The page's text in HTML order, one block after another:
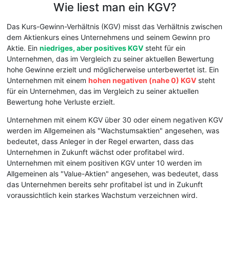
Wie liest man ein KGV?
Das Kurs-Gewinn-Verhältnis (KGV) misst das Verhältnis zwischen
dem Aktienkurs eines Unternehmens und seinem Gewinn pro
Aktie. Ein niedriges, aber positives KGV steht für ein
Unternehmen, das im Vergleich zu seiner aktuellen Bewertung
hohe Gewinne erzielt und möglicherweise unterbewertet ist. Ein
Unternehmen mit einem hohen negativen (nahe 0) KGV steht
für ein Unternehmen, das im Vergleich zu seiner aktuellen
Bewertung hohe Verluste erzielt.
Unternehmen mit einem KGV über 30 oder einem negativen KGV
werden im Allgemeinen als "Wachstumsaktien" angesehen, was
bedeutet, dass Anleger in der Regel erwarten, dass das
Unternehmen in Zukunft wächst oder profitabel wird.
Unternehmen mit einem positiven KGV unter 10 werden im
Allgemeinen als "Value-Aktien" angesehen, was bedeutet, dass
das Unternehmen bereits sehr profitabel ist und in Zukunft
voraussichtlich kein starkes Wachstum verzeichnen wird.